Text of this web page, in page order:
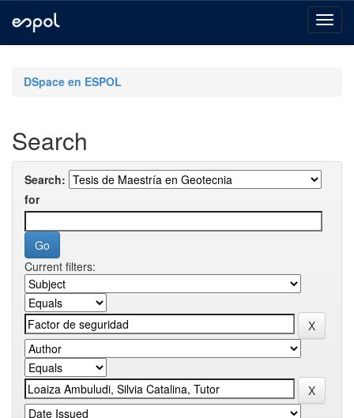
navigationDSpace en ESPOL
Search
Search:
for
Current filters: